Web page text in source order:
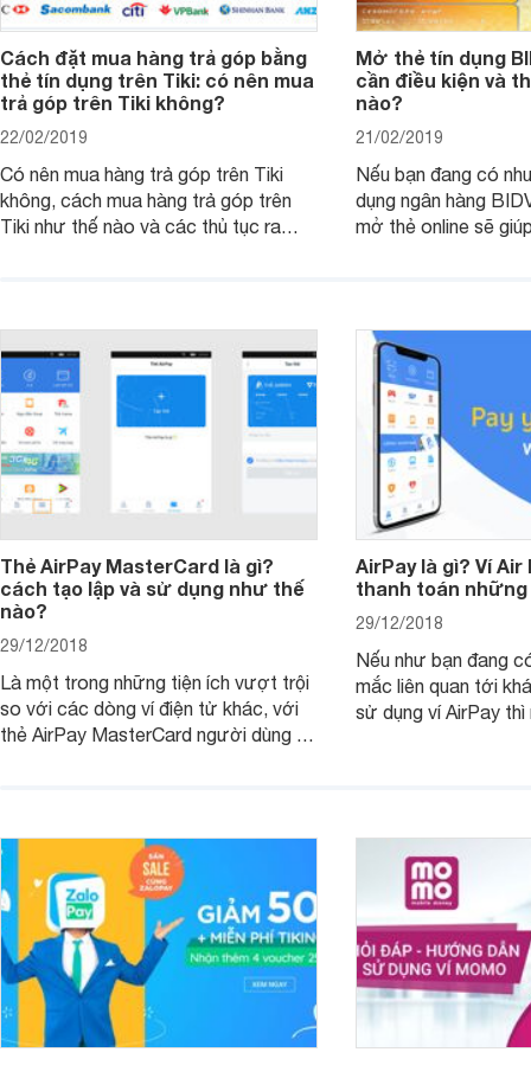
Cách đặt mua hàng trả góp bằng
thẻ tín dụng trên Tiki: có nên mua
trả góp trên Tiki không?
22/02/2019
Có nên mua hàng trả góp trên Tiki
không, cách mua hàng trả góp trên
Tiki như thế nào và các thủ tục ra
Mở thẻ tín dụng
cần điều kiện và
nào?
21/02/2019
Nếu bạn đang có
dụng ngân hàng
mở thẻ online sẽ
Thẻ AirPay MasterCard là gì?
cách tạo lập và sử dụng như thế
nào?
29/12/2018
Là một trong những tiện ích vượt trội
so với các dòng ví điện tử khác, với
thẻ AirPay MasterCard người dùng sẽ
AirPay là gì? Ví Air
thanh toán những
29/12/2018
Nếu như bạn đang
mắc liên quan tới
sử dụng ví AirPay